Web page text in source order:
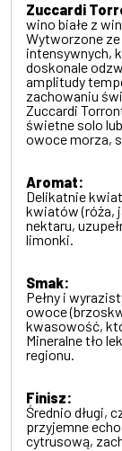
Zuccardi
wino białe z
Wytworzone
intensywnych,
doskonale
amplitudy
zachowaniu
Zuccardi
świetne solo
owoce morza,
Aromat:
Delikatnie
kwiatów (róża,
nektaru,
limonki.
Smak:
Pełny i
owoce
kwasowość,
Mineralne tło
regionu.
Finisz:
Średnio długi,
przyjemne
cytrusową,